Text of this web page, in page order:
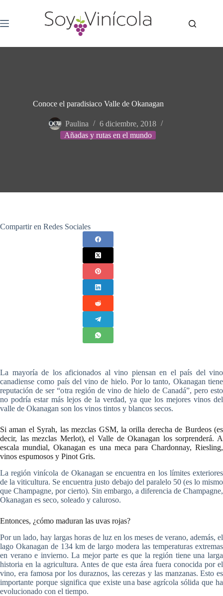
Conoce el paradisiaco Valle de Okanagan
Paulina
6 diciembre, 2018
Añadas y rutas en el mundo
Compartir en Redes Sociales
La mayoría de los aficionados al vino piensan en el país del vino
canadiense como país del vino de hielo. Por lo tanto, Okanagan tiene
reputación de ser “otra región de vino de hielo de Canadá”, pero esto
no podría estar más lejos de la verdad, ya que los mejores vinos del
valle de Okanagan son los vinos tintos y blancos secos.
Si aman el Syrah, las mezclas GSM, la orilla derecha de Burdeos (es
decir, las mezclas Merlot), el Valle de Okanagan los sorprenderá. A
escala mundial, Okanagan es una meca para Chardonnay, Riesling,
vinos espumosos y Pinot Gris.
La región vinícola de Okanagan se encuentra en los límites exteriores
de la viticultura. Se encuentra justo debajo del paralelo 50 (es lo mismo
que Champagne, por cierto). Sin embargo, a diferencia de Champagne,
Okanagan es seco, soleado y caluroso.
Entonces, ¿cómo maduran las uvas rojas?
Por un lado, hay largas horas de luz en los meses de verano, además, el
lago Okanagan de 134 km de largo modera las temperaturas extremas
en verano e invierno. La mejor parte es que la región tiene una larga
historia en la agricultura. Antes de que esta área fuera conocida por el
vino, era famosa por los duraznos, las cerezas y las manzanas. Esto es
importante porque significa que existe una base agrícola sólida que ha
evolucionado con el tiempo.